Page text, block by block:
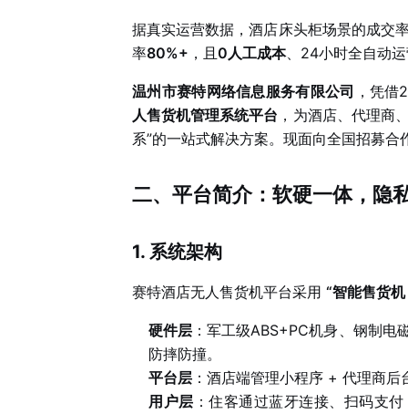
据真实运营数据，酒店床头柜场景的成交
率80%+ ，且 0人工成本、24小时全自动
温州市赛特网络信息服务有限公司 ，凭
人售货机管理系统平台 ，为酒店、代理商
系”的一站式解决方案。现面向全国招募
二、平台简介：软硬一体，隐
1. 系统架构
赛特酒店无人售货机平台采用 “智能售货
硬件层 ：军工级ABS+PC机身、钢制
防摔防撞。
平台层 ：酒店端管理小程序 + 代理商
用户层 ：住客通过蓝牙连接、扫码支